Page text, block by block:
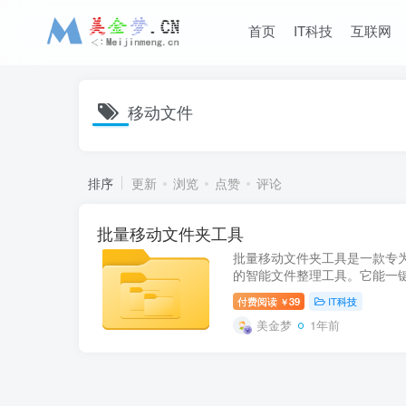
首页 IT科技 互联网
移动文件
排序 更新 浏览 点赞 评论
批量移动文件夹工具
批量移动文件夹工具是一款专
的智能文件整理工具。它能一
件集中到父目录，同时自动清
散、目录混乱的问题。...
付费阅读 ￥39 IT科技
美金梦 1年前